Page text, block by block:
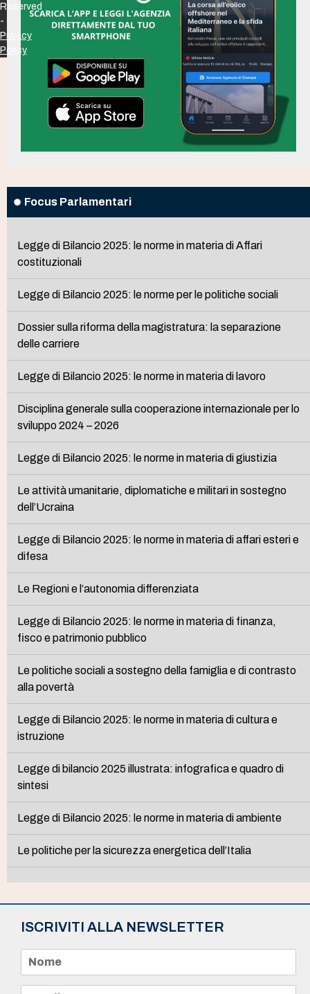
Focus Parlamentari
Legge di Bilancio 2025: le norme in materia di Affari
costituzionali
Legge di Bilancio 2025: le norme per le politiche sociali
Dossier sulla riforma della magistratura: la separazione
delle carriere
Legge di Bilancio 2025: le norme in materia di lavoro
Disciplina generale sulla cooperazione internazionale per lo
sviluppo 2024 – 2026
Legge di Bilancio 2025: le norme in materia di giustizia
Le attività umanitarie, diplomatiche e militari in sostegno
dell’Ucraina
Legge di Bilancio 2025: le norme in materia di affari esteri e
difesa
Le Regioni e l’autonomia differenziata
Legge di Bilancio 2025: le norme in materia di finanza,
fisco e patrimonio pubblico
Le politiche sociali a sostegno della famiglia e di contrasto
alla povertà
Legge di Bilancio 2025: le norme in materia di cultura e
istruzione
Legge di bilancio 2025 illustrata: infografica e quadro di
sintesi
Legge di Bilancio 2025: le norme in materia di ambiente
Le politiche per la sicurezza energetica dell’Italia
ISCRIVITI ALLA NEWSLETTER
m
e
Reserved
-
Privacy
Policy